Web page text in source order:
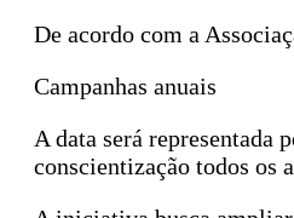
De acordo com a
Campanhas anuais
A data será representada
conscientização todos os